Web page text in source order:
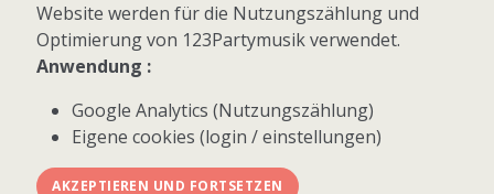
© 2026 123Partymusik.de - Alle Rechte vorbehalten
Website werden für die Nutzungszählung und
Optimierung von 123Partymusik verwendet.
Anwendung :
Google Analytics (Nutzungszählung)
Eigene cookies (login / einstellungen)
AKZEPTIEREN UND FORTSETZEN